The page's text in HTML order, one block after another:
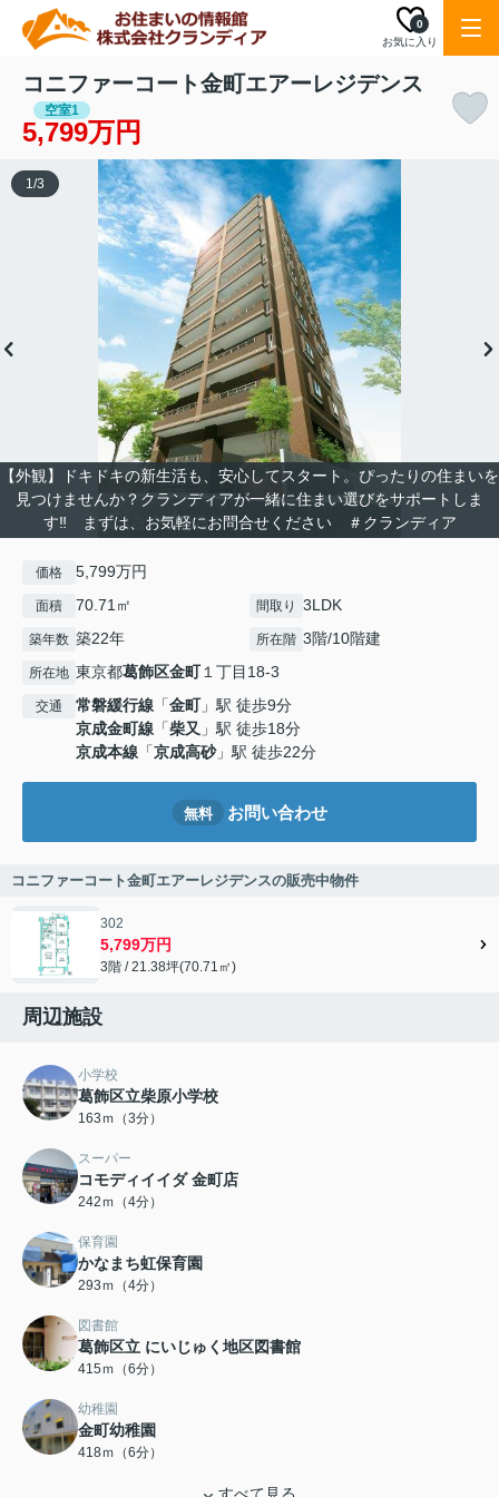
お気に入り
0
コニファーコート金町エアーレジデンス
空室1
5,799万円
【外観】ドキドキの新生活も、安心してスタート。ぴったりの住まいを
見つけませんか？クランディアが一緒に住まい選びをサポートしま
す‼ まずは、お気軽にお問合せください ＃クランディア
1/3
価格 5,799万円
面積 70.71㎡ 間取り 3LDK
築年数 築22年 所在階 3階/10階建
所在地 東京都葛飾区金町１丁目18-3
交通 常磐緩行線 「金町」駅 徒歩9分
京成金町線 「柴又 」駅 徒歩18分
京成本線 「京成高砂」駅 徒歩22分
無料 お問い合わせ
コニファーコート金町エアーレジデンスの販売中物件
302
5,799万円
3階 / 21.38坪(70.71㎡)
周辺施設
小学校
葛飾区立柴原小学校
163ｍ（3分）
スーパー
コモディイイダ 金町店
242ｍ（4分）
保育園
かなまち虹保育園
293ｍ（4分）
図書館
葛飾区立 にいじゅく地区図書館
415ｍ（6分）
幼稚園
金町幼稚園
418ｍ（6分）